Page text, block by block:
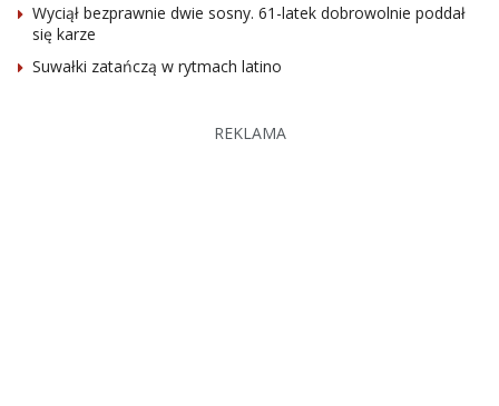
Wyciął bezprawnie dwie sosny. 61-latek dobrowolnie poddał
się karze
Suwałki zatańczą w rytmach latino
REKLAMA